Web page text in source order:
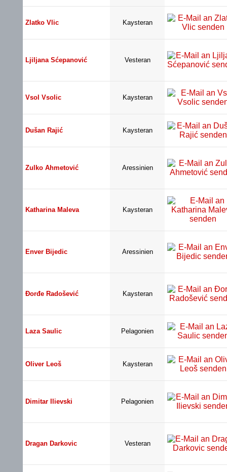
Zlatko Vlic Kaysteran
Ljiljana Sćepanović Vesteran
Vsol Vsolic Kaysteran
Dušan Rajić Kaysteran
Zulko Ahmetović Aressinien
Katharina Maleva Kaysteran
Enver Bijedic Aressinien
Đorđe Radošević Kaysteran
Laza Saulic Pelagonien
Oliver Leoš Kaysteran
Dimitar Ilievski Pelagonien
Dragan Darkovic Vesteran